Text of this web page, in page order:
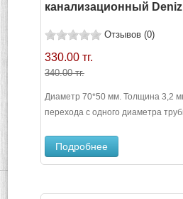
канализационный
Отзывов (0)
330.00 тг.
340.00 тг.
Диаметр 70*50 мм. Толщина 3,2
перехода с одного диаметра
Подробнее